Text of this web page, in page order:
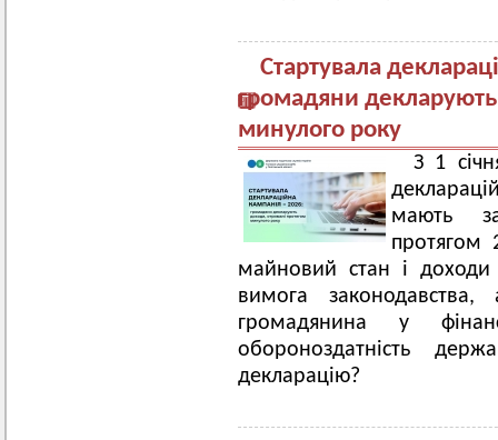
Стартувала
громадяни
минулого року
З 1
мають
протягом
майновий стан і
вимога
громадянина у
обороноздатність
декларацію?